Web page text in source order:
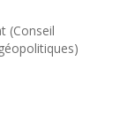
(Conseil